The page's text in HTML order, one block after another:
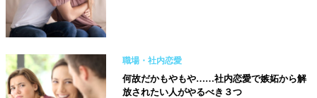
職場・社内恋愛
何故だかもやもや……社内恋愛で嫉妬から解
放されたい人がやるべき３つ